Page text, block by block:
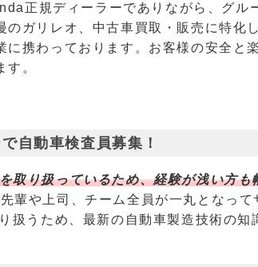
正規ディーラーでありながら、グル
のガリレオ、中古車買取・販売に特化
に携わっております。お客様の安全と
。
自動車検査員募集！
取り扱っているため、経験が浅い方
先輩や上司、チーム全員が一丸となっ
扱うため、最新の自動車製造技術の